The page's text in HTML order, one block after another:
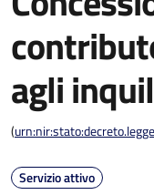
agli
(
Servizio attivo